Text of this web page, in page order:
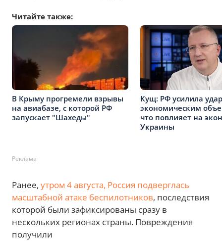
Читайте также:
В Крыму прогремели взрывы
на авиабазе, с которой РФ
запускает "Шахеды"
Кущ: РФ усилила
экономическим
что повлияет на
Украины
Реклама
Ранее, утром 4 августа, Россия подверглась
масштабной атаке беспилотников, последствия
которой были зафиксированы сразу в
нескольких регионах страны. Повреждения
получили